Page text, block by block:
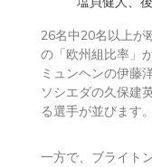
26名中20名以上が
の「欧州組比率」
ミュンヘンの伊藤
ソシエダの久保建
る選手が並びます。
一方で、ブライト